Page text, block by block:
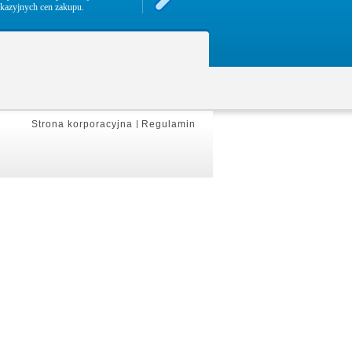
cen zakupu.
Strona korporacyjna | Regulamin